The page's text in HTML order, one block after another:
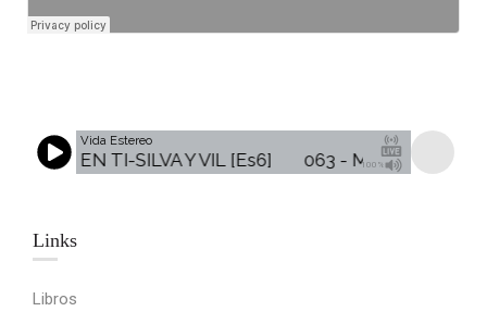
100%
Vida Estereo
EN TI-SILVA Y VIL [Es6] 063 - ME LLEVARAS
Links​
Libros